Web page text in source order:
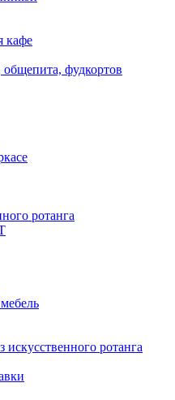
кафе
общепита, фудкортов
ротанга
ротанга